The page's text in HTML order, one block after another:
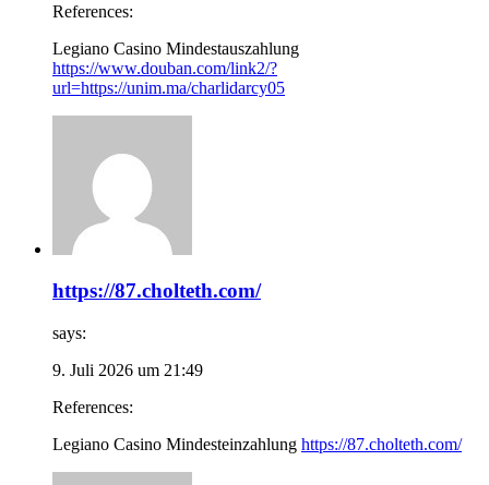
References:
Legiano Casino Mindestauszahlung
https://www.douban.com/link2/?
url=https://unim.ma/charlidarcy05
https://87.cholteth.com/
says:
9. Juli 2026 um 21:49
References:
Legiano Casino Mindesteinzahlung https://87.cholteth.com/